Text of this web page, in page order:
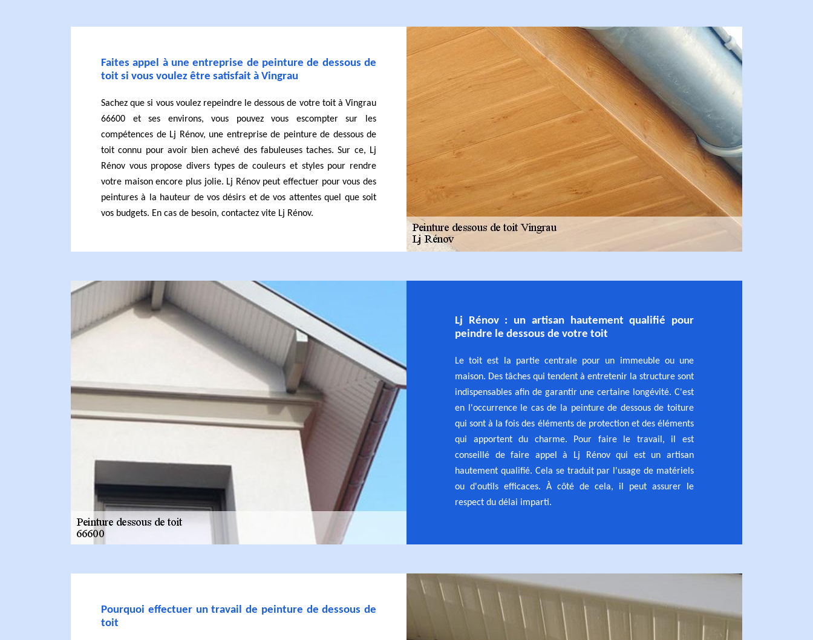
Faites appel à une entreprise de peinture de dessous de
toit si vous voulez être satisfait à Vingrau
Sachez que si vous voulez repeindre le dessous de votre toit à Vingrau
66600 et ses environs, vous pouvez vous escompter sur les
compétences de Lj Rénov, une entreprise de peinture de dessous de
toit connu pour avoir bien achevé des fabuleuses taches. Sur ce, Lj
Rénov vous propose divers types de couleurs et styles pour rendre
votre maison encore plus jolie. Lj Rénov peut effectuer pour vous des
peintures à la hauteur de vos désirs et de vos attentes quel que soit
vos budgets. En cas de besoin, contactez vite Lj Rénov.
Lj Rénov : un artisan hautement qualifié pour
peindre le dessous de votre toit
Le toit est la partie centrale pour un immeuble ou une
maison. Des tâches qui tendent à entretenir la structure sont
indispensables afin de garantir une certaine longévité. C'est
en l'occurrence le cas de la peinture de dessous de toiture
qui sont à la fois des éléments de protection et des éléments
qui apportent du charme. Pour faire le travail, il est
conseillé de faire appel à Lj Rénov qui est un artisan
hautement qualifié. Cela se traduit par l'usage de matériels
ou d'outils efficaces. À côté de cela, il peut assurer le
respect du délai imparti.
Pourquoi effectuer un travail de peinture de dessous de
toit